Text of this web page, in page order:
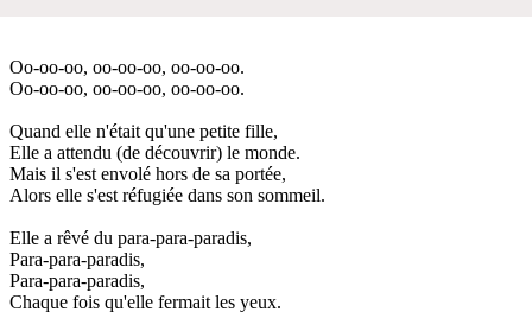
Oo-oo-oo, oo-oo-oo, oo-oo-oo.
Oo-oo-oo, oo-oo-oo, oo-oo-oo.
Quand elle n'était qu'une petite fille,
Elle a attendu (de découvrir) le monde.
Mais il s'est envolé hors de sa portée,
Alors elle s'est réfugiée dans son sommeil.
Elle a rêvé du para-para-paradis,
Para-para-paradis,
Para-para-paradis,
Chaque fois qu'elle fermait les yeux.